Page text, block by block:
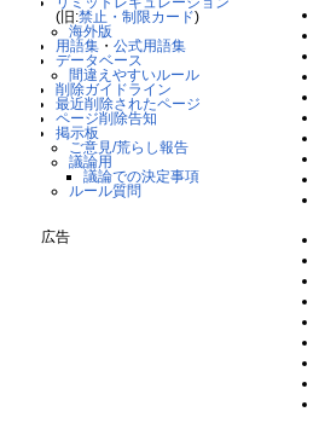
(旧:禁止・制限カード)
海外版
用語集・ 公式用語集
データベース
間違えやすいルール
削除ガイドライン
最近削除されたページ
ページ削除告知
掲示板
ご意見/荒らし報告
議論用
議論での決定事項
ルール質問
広告